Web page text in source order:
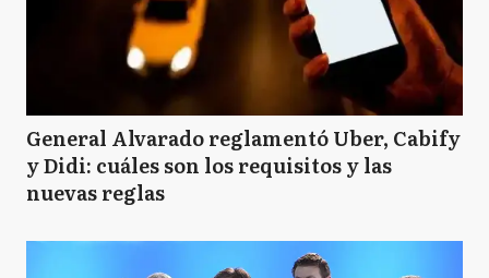
General Alvarado reglamentó Uber, Cabify
y Didi: cuáles son los requisitos y las
nuevas reglas